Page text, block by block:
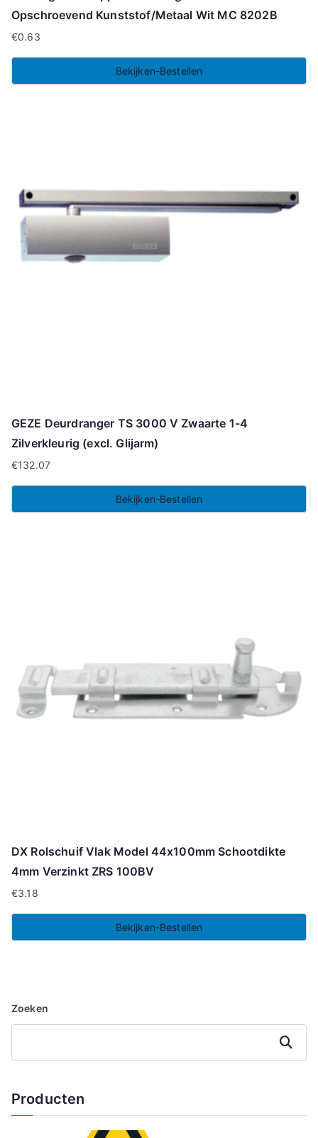
Opschroevend Kunststof/Metaal Wit MC 8202B
€0.63
Bekijken-Bestellen
GEZE Deurdranger TS 3000 V Zwaarte 1-4
Zilverkleurig (excl. Glijarm)
€132.07
Bekijken-Bestellen
DX Rolschuif Vlak Model 44x100mm Schootdikte
4mm Verzinkt ZRS 100BV
€3.18
Bekijken-Bestellen
Zoeken
Zoeken
Producten